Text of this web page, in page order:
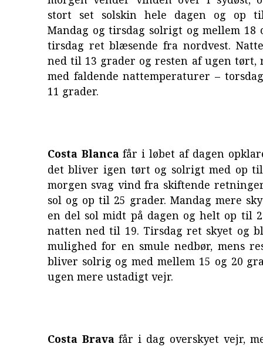
stort set solskin hele dagen og op
Mandag og tirsdag solrigt og mellem 18
tirsdag ret blæsende fra nordvest.
ned til 13 grader og resten af ugen tørt,
med faldende nattemperaturer –
11 grader.
Costa Blancafår i løbet af dagen
det bliver igen tørt og solrigt med op
morgen svag vind fra skiftende
sol og op til 25 grader. Mandag mere
en del sol midt på dagen og helt op til
natten ned til 19. Tirsdag ret skyet og
mulighed for en smule nedbør, mens
bliver solrig og med mellem 15 og 20
ugen mere ustadigt vejr.
Costa Bravafår i dag overskyet vejr,